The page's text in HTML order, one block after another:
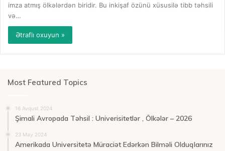
imza atmış ölkələrdən biridir. Bu inkişaf özünü xüsusilə tibb təhsili
və…
Ətraflı oxuyun »
Most Featured Topics
16 Avqust 2024
Şimali Avropada Təhsil : Univerisitetlər , Ölkələr – 2026
23 May 2024
Amerikada Universitetə Müraciət Edərkən Bilməli Olduqlarınız